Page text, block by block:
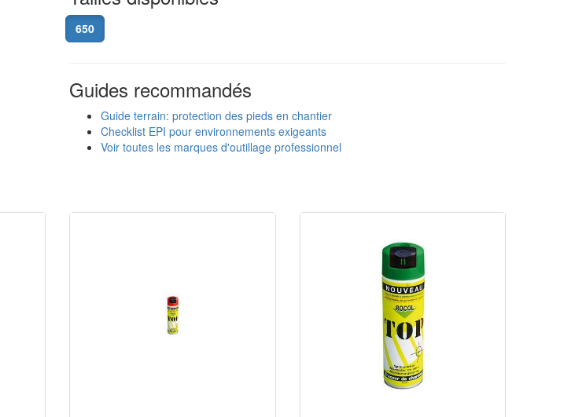
650
Guides recommandés
Guide terrain: protection des pieds en chantier
Checklist EPI pour environnements exigeants
Voir toutes les marques d'outillage professionnel